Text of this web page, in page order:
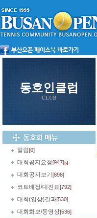
동호인클럽
CLUB
알림[0]
대회공지요청[947]
대회공지보기 [898]
코트배정/대진표[792]
대회(입상)결과[530]
대회화보/동영상[536]